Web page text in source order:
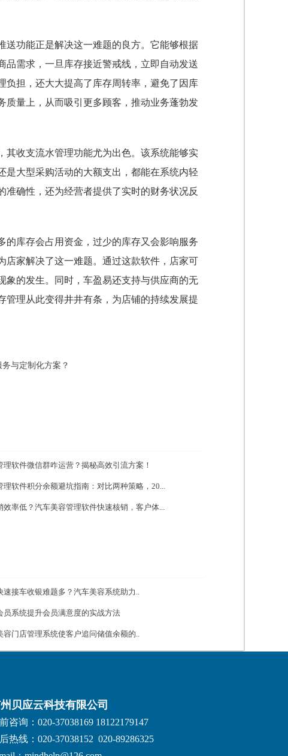
送功能正是解决这一难题的良方。它能够根据
品需求，一旦库存接近警戒线，立即自动发送
负担，还大大提高了库存周转率，避免了因库
质量上，从而吸引更多顾客，推动业务蓬勃发
其收支流水管理功能尤为出色。该系统能够实
是大型采购活动的大额支出，都能在系统内轻
确性，还为经营者提供了实时的财务状况反
的库存会占用资金，过少的库存又会影响服务
店家解决了这一难题。通过这款软件，店家可
象的发生。同时，车盈易还支持与供应商的无
管理从此变得井井有条，为店铺的持续发展提
与定制化方案？
理软件微信群咋运营？揭秘高效引流方案！
理软件积分余额避坑指南：对比两种策略，20...
效率低？汽车美容管理软件快速核销，客户体...
速接车收银难题多？汽车美容系统助力..
员系统提升会员满意度的实战方法
容门店管理系统使客户追问储值余额的..
贝应云科技有限公司
咨询：020-37038169 18122179147
热线：020-37038152 020-89286325